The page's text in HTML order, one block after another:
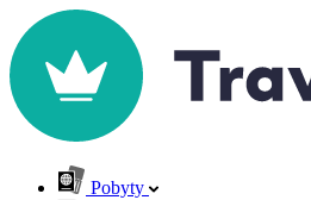
Pobyty